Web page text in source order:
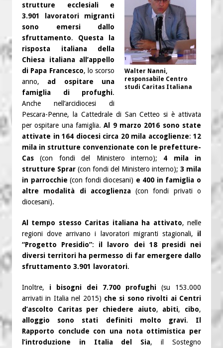
Walter Nanni,
responsabile Centro
studi Caritas Italiana
strutture ecclesiali e
3.901 lavoratori migranti
sono emersi dallo
sfruttamento. Questa la
risposta italiana della
Chiesa italiana all’appello
di Papa Francesco, lo scorso
anno, ad ospitare una
famiglia di profughi.
Anche nell’arcidiocesi di
Pescara-Penne, la Cattedrale di San Cetteo si è attivata
per ospitare una famiglia.Al 9 marzo 2016 sono state
attivate in 164 diocesi circa 20 mila accoglienze: 12
mila in strutture convenzionate con le prefetture-
Cas (con fondi del Ministero interno); 4 mila in
strutture Sprar (con fondi del Ministero interno); 3 mila
in parrocchie (con fondi diocesani) e 400 in famiglia o
altre modalità di accoglienza(con fondi privati o
diocesani).
Al tempo stesso Caritas italiana ha attivato, nelle
regioni dove arrivano i lavoratori migranti stagionali, il
“Progetto Presidio”: il lavoro dei 18 presidi nei
diversi territori ha permesso di far emergere dallo
sfruttamento 3.901 lavoratori.
Inoltre, i bisogni dei 7.700 profughi (su 153.000
arrivati in Italia nel 2015) che si sono rivolti ai Centri
d’ascolto Caritas per chiedere aiuto, abiti, cibo,
alloggio sono stati definiti molto gravi. Il
Rapporto conclude con una nota ottimistica per
l’introduzione in Italia del Sia, il Sostegno